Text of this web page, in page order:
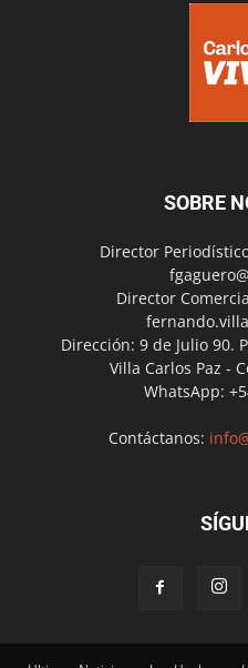
SOBRE
Director
Director
Dirección: 9 de Julio 90.
Villa Carlos Paz -
WhatsApp:
Contáctanos: